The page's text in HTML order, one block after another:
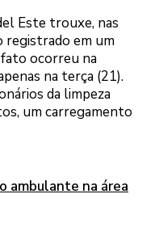
Este trouxe, nas
registrado em um
ocorreu na
na terça (21).
da limpeza
um carregamento
ambulante na área